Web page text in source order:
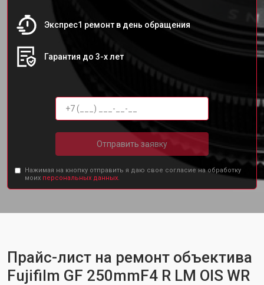
Экспрес1 ремонт в день обращения
Гарантия до 3-х лет
Отправить заявку
Нажимая на кнопку отправить я даю свое согласие на обработку
моих персональных данных.
Прайс-лист на ремонт объектива
Fujifilm GF 250mmF4 R LM OIS WR